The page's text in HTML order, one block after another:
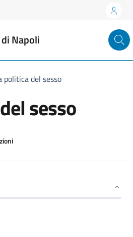
Napoli
politica del sesso
sesso